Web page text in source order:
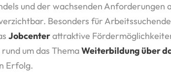
und der wachsenden Anforderungen
Besonders für
Jobcenterattraktive
um das ThemaWeiterbildung über
Erfolg.